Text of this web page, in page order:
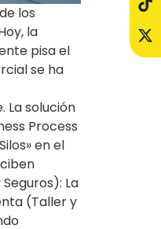
los
la
pisa el
se ha
La solución
Process
en el
La
(Taller y